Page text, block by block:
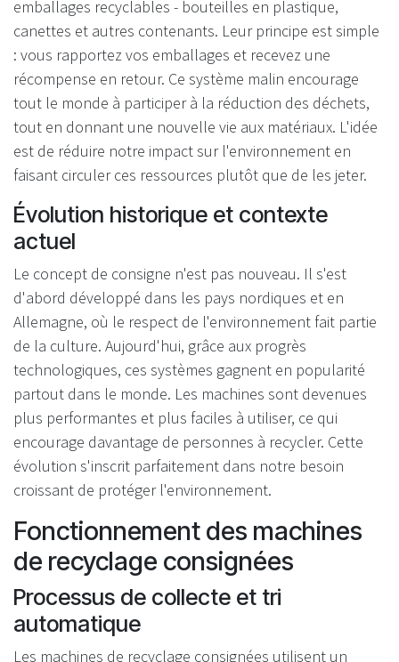
emballages recyclables - bouteilles en plastique,
canettes et autres contenants. Leur principe est simple
: vous rapportez vos emballages et recevez une
récompense en retour. Ce système malin encourage
tout le monde à participer à la réduction des déchets,
tout en donnant une nouvelle vie aux matériaux. L'idée
est de réduire notre impact sur l'environnement en
faisant circuler ces ressources plutôt que de les jeter.
Évolution historique et contexte
actuel
Le concept de consigne n'est pas nouveau. Il s'est
d'abord développé dans les pays nordiques et en
Allemagne, où le respect de l'environnement fait partie
de la culture. Aujourd'hui, grâce aux progrès
technologiques, ces systèmes gagnent en popularité
partout dans le monde. Les machines sont devenues
plus performantes et plus faciles à utiliser, ce qui
encourage davantage de personnes à recycler. Cette
évolution s'inscrit parfaitement dans notre besoin
croissant de protéger l'environnement.
Fonctionnement des machines
de recyclage consignées
Processus de collecte et tri
automatique
Les machines de recyclage consignées utilisent un